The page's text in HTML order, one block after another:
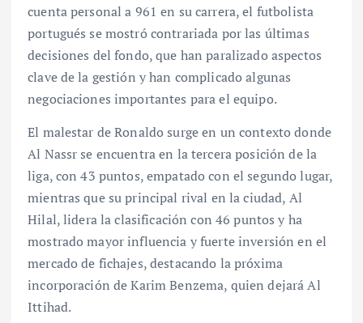
cuenta personal a 961 en su carrera, el futbolista
portugués se mostró contrariada por las últimas
decisiones del fondo, que han paralizado aspectos
clave de la gestión y han complicado algunas
negociaciones importantes para el equipo.
El malestar de Ronaldo surge en un contexto donde
Al Nassr se encuentra en la tercera posición de la
liga, con 43 puntos, empatado con el segundo lugar,
mientras que su principal rival en la ciudad, Al
Hilal, lidera la clasificación con 46 puntos y ha
mostrado mayor influencia y fuerte inversión en el
mercado de fichajes, destacando la próxima
incorporación de Karim Benzema, quien dejará Al
Ittihad.